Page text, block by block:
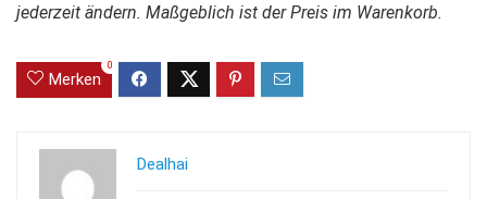
jederzeit ändern. Maßgeblich ist der Preis im Warenkorb.
Merken
0
Dealhai